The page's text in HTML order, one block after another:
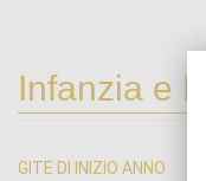
Infanzia e
GITE DI INIZIO ANNO